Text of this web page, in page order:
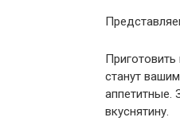
станут
аппетитные.
вкуснятину.